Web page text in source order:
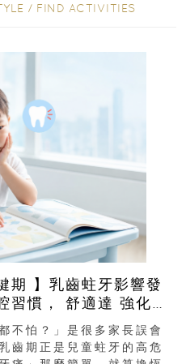
/ FIND ACTIVITIES
期 】乳齒蛀牙影響發
達 強化琺
不怕？」是很多家長誤會
齒期正是兒童蛀牙的高危